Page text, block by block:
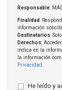
Responsable:
Finalidad:
información
Destinatarios:
Derechos:
indica en la
la información
Privacidad
He leído y